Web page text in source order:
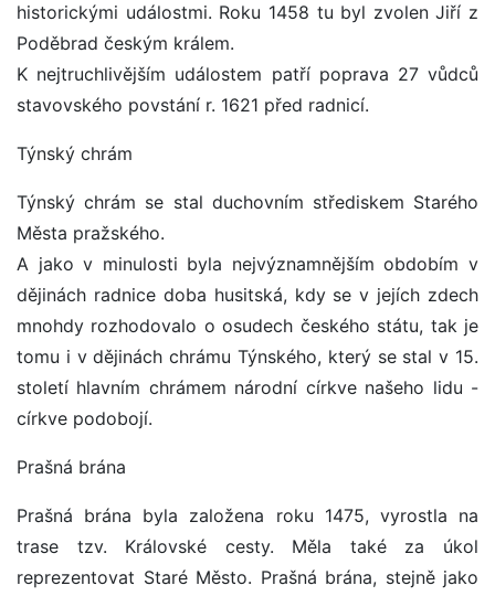
historickými událostmi. Roku 1458 tu byl zvolen Jiří z
Poděbrad českým králem.
K nejtruchlivějším událostem patří poprava 27 vůdců
stavovského povstání r. 1621 před radnicí.
Týnský chrám
Týnský chrám se stal duchovním střediskem Starého
Města pražského.
A jako v minulosti byla nejvýznamnějším obdobím v
dějinách radnice doba husitská, kdy se v jejích zdech
mnohdy rozhodovalo o osudech českého státu, tak je
tomu i v dějinách chrámu Týnského, který se stal v 15.
století hlavním chrámem národní církve našeho lidu -
církve podobojí.
Prašná brána
Prašná brána byla založena roku 1475, vyrostla na
trase tzv. Královské cesty. Měla také za úkol
reprezentovat Staré Město. Prašná brána, stejně jako